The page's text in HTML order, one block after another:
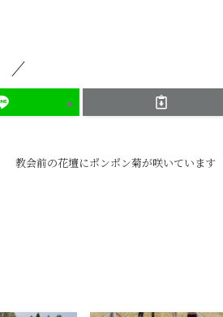
教会前の花壇にポンポン菊が咲いています